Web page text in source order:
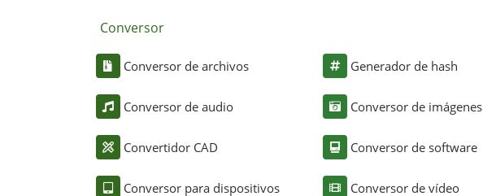
Conversor
Conversor de archivos
Conversor de audio
Convertidor CAD
Conversor para dispositivos
Generador de hash
Conversor de imágenes
Conversor de software
Conversor de vídeo